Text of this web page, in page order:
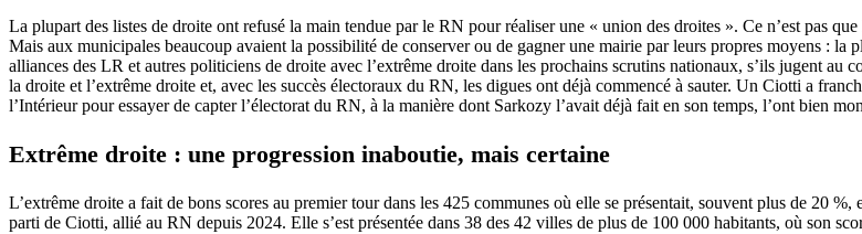
La plupart des listes de droite ont refusé la main tendue par le RN pour réaliser une « union des droites ». Ce n’est pas
Mais aux municipales beaucoup avaient la possibilité de conserver ou de gagner une mairie par leurs propres moyens : la
alliances des LR et autres politiciens de droite avec l’extrême droite dans les prochains scrutins nationaux, s’ils jugent au
la droite et l’extrême droite et, avec les succès électoraux du RN, les digues ont déjà commencé à sauter. Un Ciotti a
l’Intérieur pour essayer de capter l’électorat du RN, à la manière dont Sarkozy l’avait déjà fait en son temps, l’ont bien
Extrême droite : une progression inaboutie, mais certaine
L’extrême droite a fait de bons scores au premier tour dans les 425 communes où elle se présentait, souvent plus de 20
parti de Ciotti, allié au RN depuis 2024. Elle s’est présentée dans 38 des 42 villes de plus de 100 000 habitants, où son